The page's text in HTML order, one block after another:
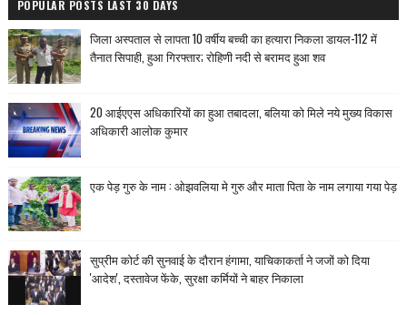
POPULAR POSTS LAST 30 DAYS
जिला अस्पताल से लापता 10 वर्षीय बच्ची का हत्यारा निकला डायल-112 में
तैनात सिपाही, हुआ गिरफ्तार; रोहिणी नदी से बरामद हुआ शव
20 आईएएस अधिकारियों का हुआ तबादला, बलिया को मिले नये मुख्य विकास
अधिकारी आलोक कुमार
एक पेड़ गुरु के नाम : ओझवलिया मे गुरु और माता पिता के नाम लगाया गया पेड़
सुप्रीम कोर्ट की सुनवाई के दौरान हंगामा, याचिकाकर्ता ने जजों को दिया
'आदेश', दस्तावेज फेंके, सुरक्षा कर्मियों ने बाहर निकाला